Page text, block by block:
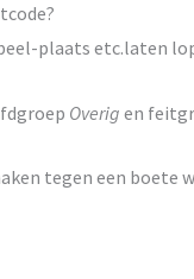
plaats etc.laten
Overig en
tegen een boete